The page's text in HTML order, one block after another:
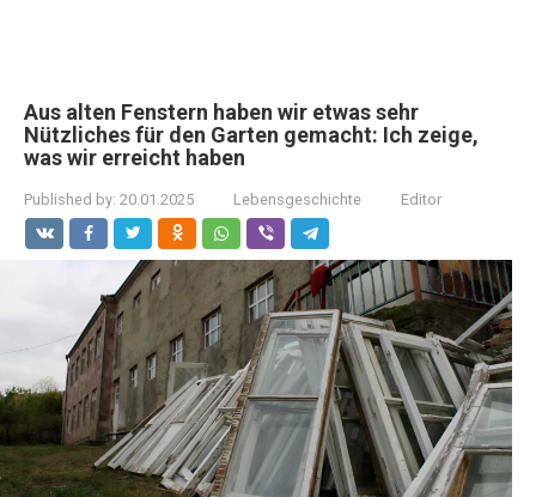
Aus alten Fenstern haben wir etwas sehr
Nützliches für den Garten gemacht: Ich zeige,
was wir erreicht haben
Published by: 20.01.2025 Lebensgeschichte Editor